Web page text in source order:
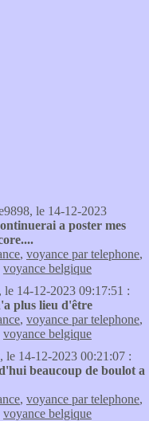
le 14-12-2023
a poster mes
, voyance par telephone,
voyance belgique
le 14-12-2023 09:17:51 :
plus lieu d'être
, voyance par telephone,
voyance belgique
le 14-12-2023 00:21:07 :
beaucoup de boulot a
, voyance par telephone,
voyance belgique